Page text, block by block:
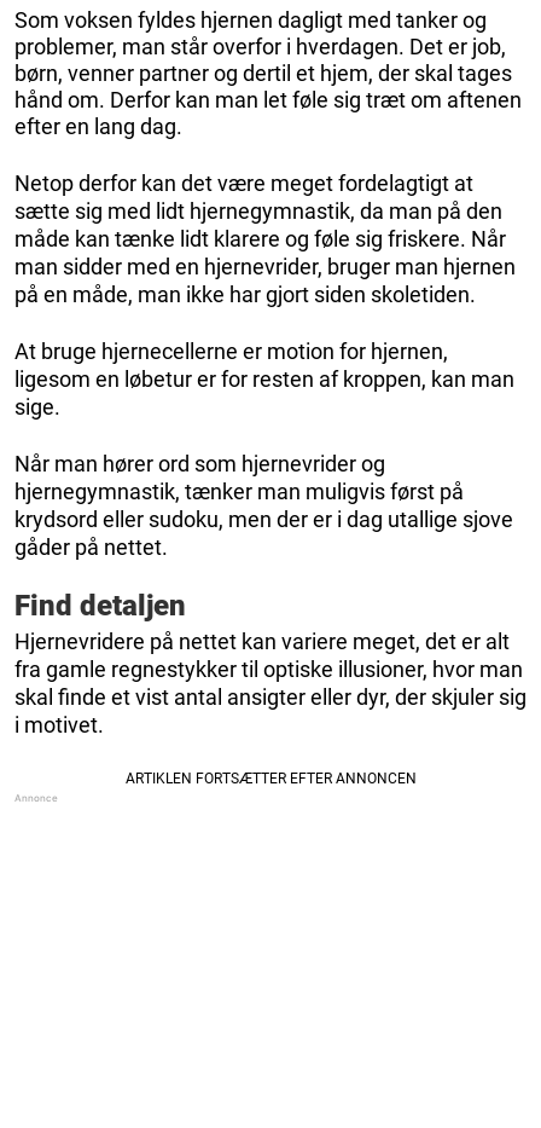
Som voksen fyldes hjernen dagligt med tanker og
problemer, man står overfor i hverdagen. Det er job,
børn, venner partner og dertil et hjem, der skal tages
hånd om. Derfor kan man let føle sig træt om aftenen
efter en lang dag.
Netop derfor kan det være meget fordelagtigt at
sætte sig med lidt hjernegymnastik, da man på den
måde kan tænke lidt klarere og føle sig friskere. Når
man sidder med en hjernevrider, bruger man hjernen
på en måde, man ikke har gjort siden skoletiden.
At bruge hjernecellerne er motion for hjernen,
ligesom en løbetur er for resten af kroppen, kan man
sige.
Når man hører ord som hjernevrider og
hjernegymnastik, tænker man muligvis først på
krydsord eller sudoku, men der er i dag utallige sjove
gåder på nettet.
Find detaljen
Hjernevridere på nettet kan variere meget, det er alt
fra gamle regnestykker til optiske illusioner, hvor man
skal finde et vist antal ansigter eller dyr, der skjuler sig
i motivet.